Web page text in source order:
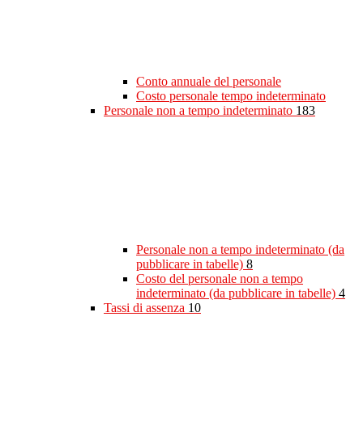
Conto annuale del personale
Costo personale tempo indeterminato
Personale non a tempo indeterminato 183
Personale non a tempo indeterminato (da
pubblicare in tabelle) 8
Costo del personale non a tempo
indeterminato (da pubblicare in tabelle) 4
Tassi di assenza 10